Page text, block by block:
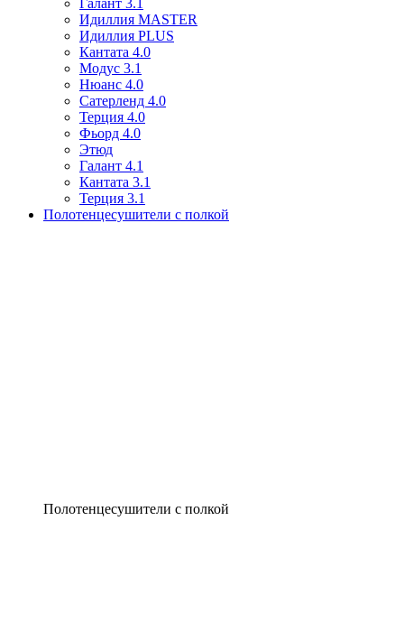
Галант 3.1
Идиллия MASTER
Идиллия PLUS
Кантата 4.0
Модус 3.1
Нюанс 4.0
Сатерленд 4.0
Терция 4.0
Фьорд 4.0
Этюд
Галант 4.1
Кантата 3.1
Терция 3.1
Полотенцесушители с полкой
Полотенцесушители с полкой